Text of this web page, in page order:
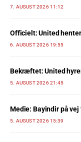
7. AUGUST 2026 11:12
Officielt: United
6. AUGUST 2026 19:55
Bekræftet: United
5. AUGUST 2026 21:45
Medie: Bayindir på
5. AUGUST 2026 15:39